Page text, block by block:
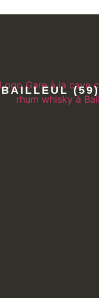
BAILLEUL (59)